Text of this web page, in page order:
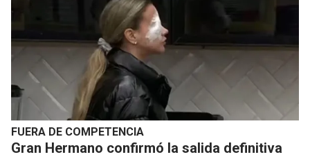
FUERA DE COMPETENCIA
​Gran Hermano confirmó la salida definitiva